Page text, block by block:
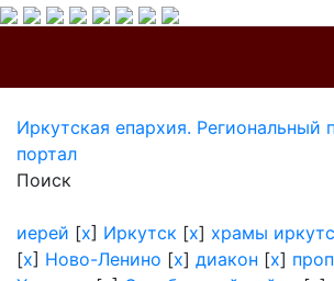
Иркутская епархия. Региональный
портал
Поиск
иерей [x] Иркутск [x] храмы
[x] Ново-Ленино [x] диакон [x]